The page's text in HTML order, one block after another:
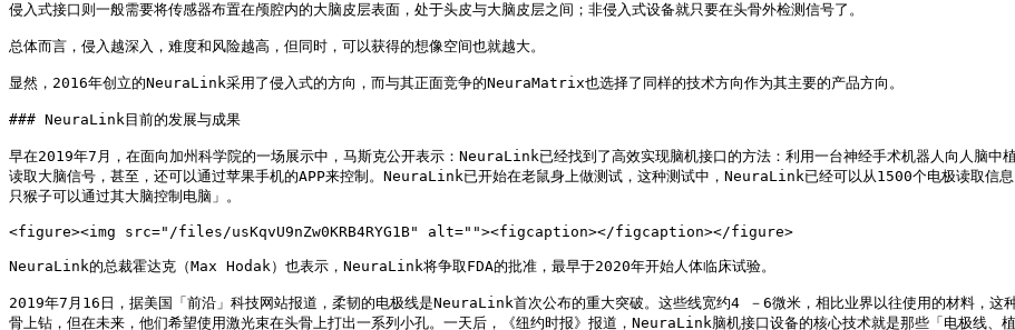
侵入式接口则一般需要将传感器布置在颅腔内的大脑皮层表面，处于头皮与大脑皮层之间；非侵入式设备就只要在头骨外检测信号了。
总体而言，侵入越深入，难度和风险越高，但同时，可以获得的想像空间也就越大。
显然，2016年创立的NeuraLink采用了侵入式的方向，而与其正面竞争的NeuraMatrix也选择了同样的技术方向作为其主要的产品方向。
### NeuraLink目前的发展与成果
早在2019年7月，在面向加州科学院的一场展示中，马斯克公开表示：NeuraLink已经找到了高效实现脑机接口的方法：利用一台神经手术机器人向人脑中
读取大脑信号，甚至，还可以通过苹果手机的APP来控制。NeuraLink已开始在老鼠身上做测试，这种测试中，NeuraLink已经可以从1500个电极读取信
只猴子可以通过其大脑控制电脑」。
<figure><img src="/files/usKqvU9nZw0KRB4RYG1B" alt=""><figcaption></figcaption></figure>
NeuraLink的总裁霍达克（Max Hodak）也表示，NeuraLink将争取FDA的批准，最早于2020年开始人体临床试验。
2019年7月16日，据美国「前沿」科技网站报道，柔韧的电极线是NeuraLink首次公布的重大突破。这些线宽约4 －6微米，相比业界以往使用的材料，这
骨上钻，但在未来，他们希望使用激光束在头骨上打出一系列小孔。一天后，《纽约时报》报道，NeuraLink脑机接口设备的核心技术就是那些「电极线、